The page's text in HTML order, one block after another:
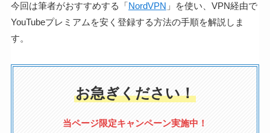
今回は筆者がおすすめする「NordVPN 」を使い、VPN経由で
YouTubeプレミアムを安く登録する方法の手順を解説しま
す。
お急ぎください！
当ページ限定キャンペーン実施中！